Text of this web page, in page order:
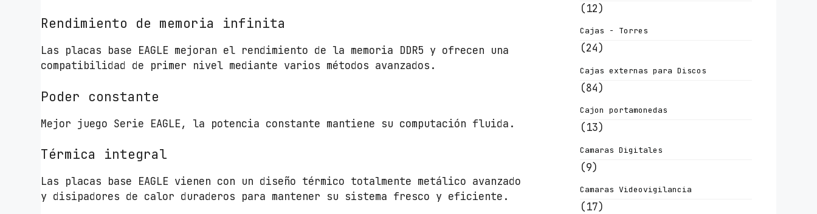
X
c
i
Rendimiento de memoria infinita
Las placas base EAGLE mejoran el rendimiento de la memoria DDR5 y ofrecen una
compatibilidad de primer nivel mediante varios métodos avanzados.
Poder constante
Mejor juego Serie EAGLE, la potencia constante mantiene su computación fluida.
Térmica integral
Las placas base EAGLE vienen con un diseño térmico totalmente metálico avanzado
y disipadores de calor duraderos para mantener su sistema fresco y eficiente.
(12)
Cajas - Torres
(24)
Cajas externas para Discos
(84)
Cajon portamonedas
(13)
Camaras Digitales
(9)
Camaras Videovigilancia
(17)